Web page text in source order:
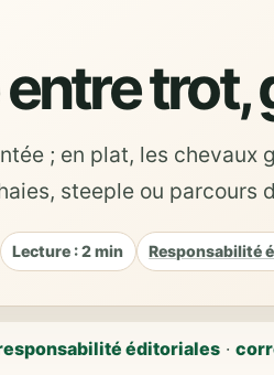
trot,
; en plat, les chevaux
steeple ou parcours
Lecture : 2 min Responsabilité
éditoriales ·